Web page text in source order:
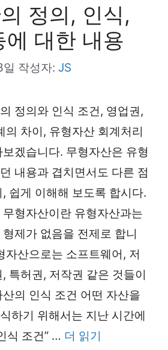
정의, 인식,
에 대한 내용
작성자: JS
정의와 인식 조건, 영업권,
의 차이, 유형자산 회계처리
겠습니다. 무형자산은 유형
내용과 겹치면서도 다른 점
쉽게 이해해 보도록 합시다.
형자산이란 유형자산과는
제가 없음을 전제로 합니
자산으로는 소프트웨어, 저
특허권, 저작권 같은 것들이
의 인식 조건 어떤 자산을
하기 위해서는 지난 시간에
식 조건” … 더 읽기